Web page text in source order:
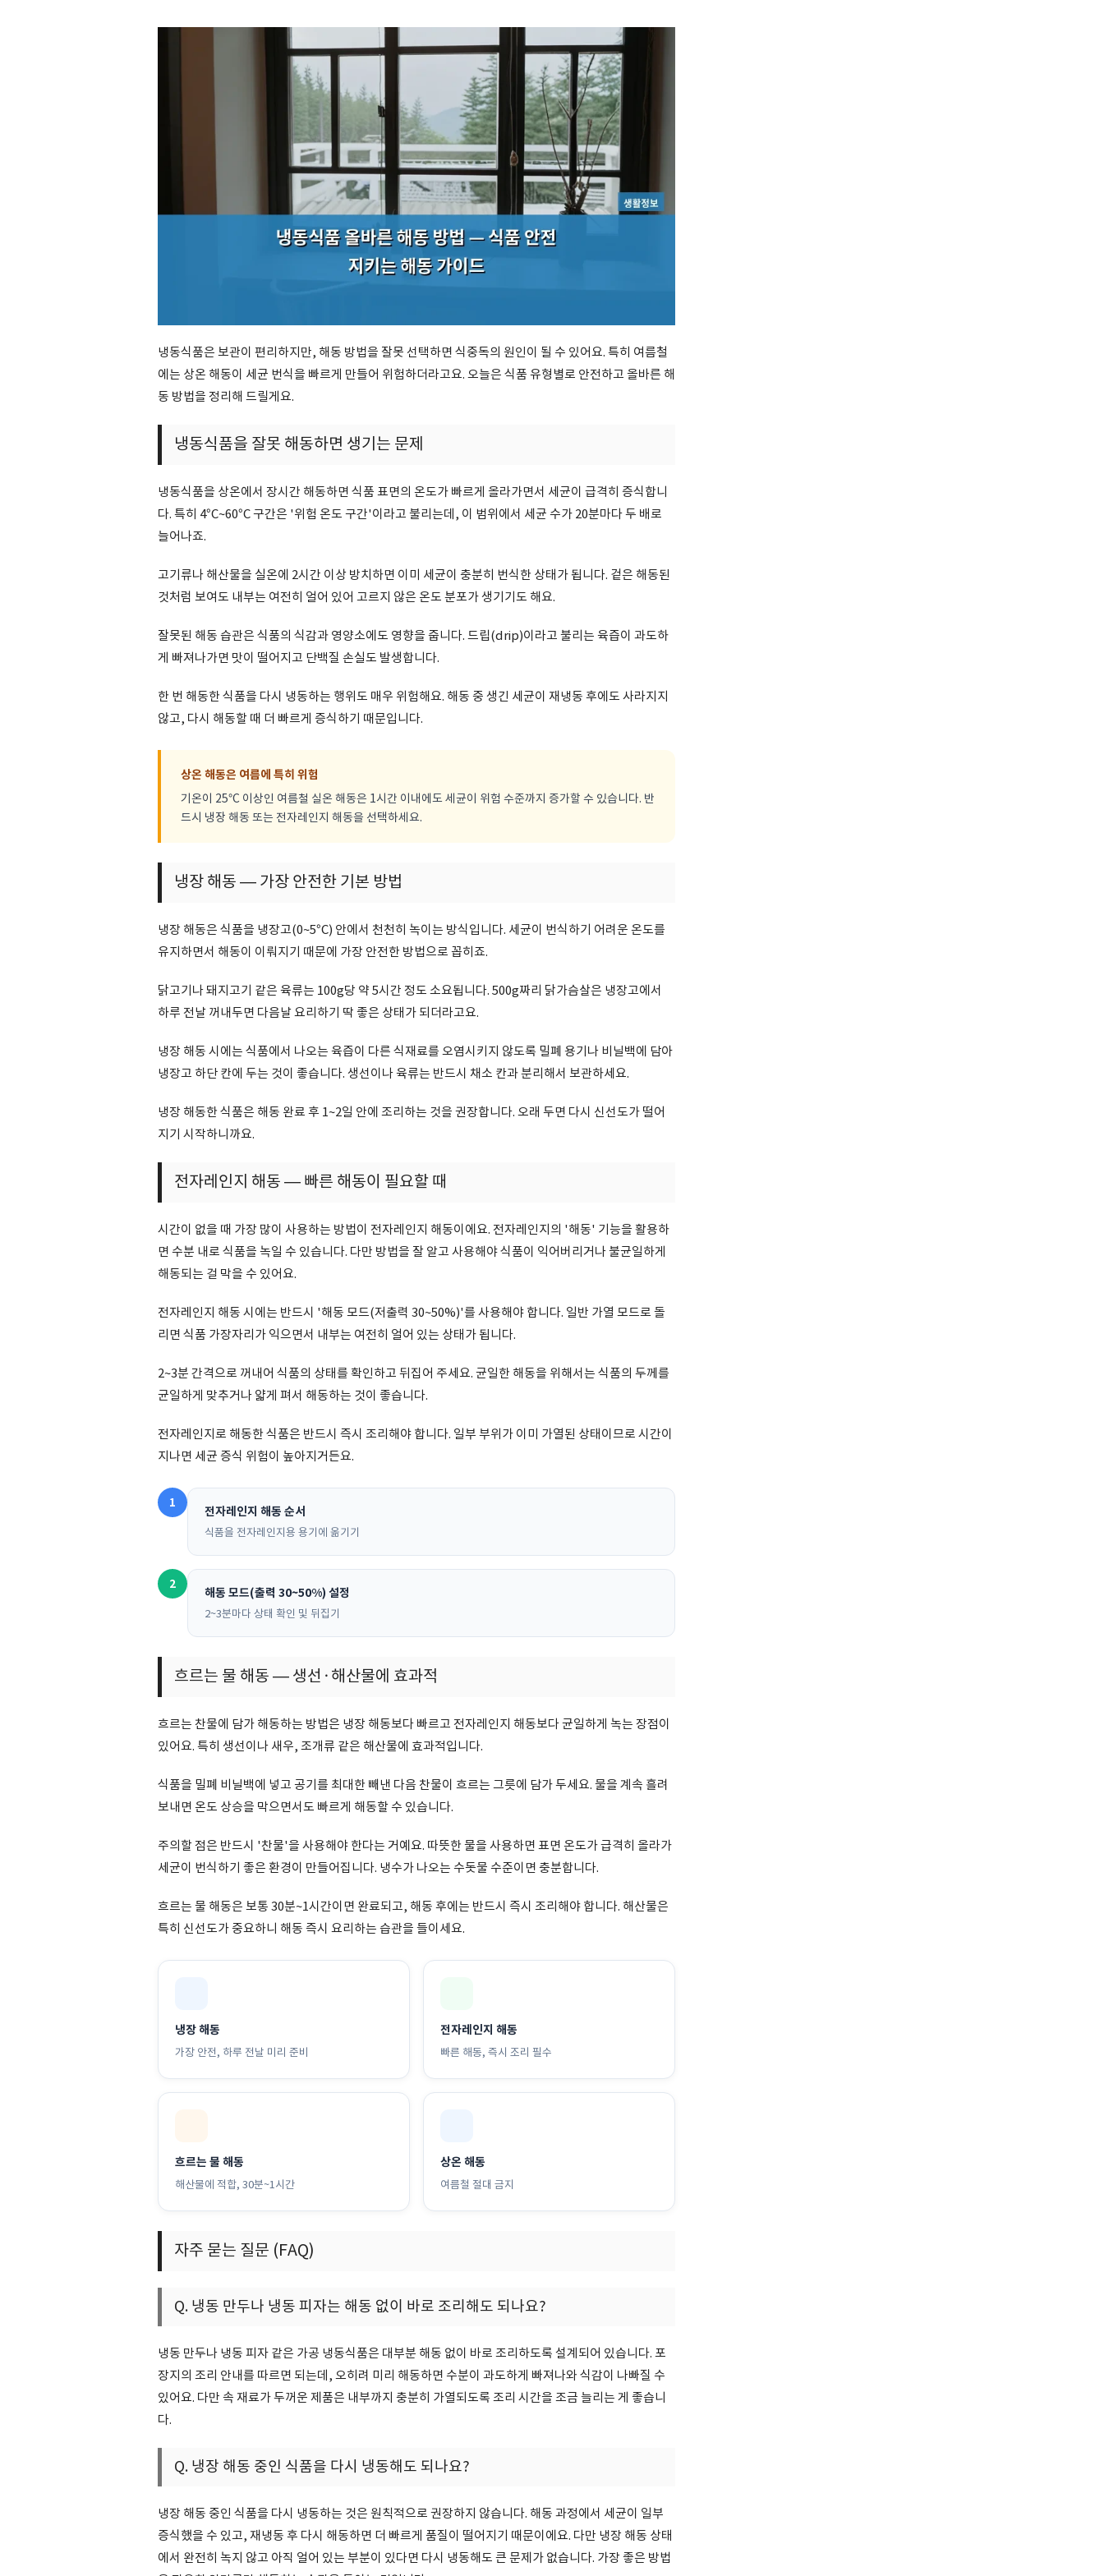
냉동식품은 보관이 편리하지만, 해동 방법을 잘못 선택하면 식중독의 원인이 될 수 있어요. 특히 여름철
에는 상온 해동이 세균 번식을 빠르게 만들어 위험하더라고요. 오늘은 식품 유형별로 안전하고 올바른 해
동 방법을 정리해 드릴게요.
냉동식품을 잘못 해동하면 생기는 문제
냉동식품을 상온에서 장시간 해동하면 식품 표면의 온도가 빠르게 올라가면서 세균이 급격히 증식합니
다. 특히 4°C~60°C 구간은 '위험 온도 구간'이라고 불리는데, 이 범위에서 세균 수가 20분마다 두 배로
늘어나죠.
고기류나 해산물을 실온에 2시간 이상 방치하면 이미 세균이 충분히 번식한 상태가 됩니다. 겉은 해동된
것처럼 보여도 내부는 여전히 얼어 있어 고르지 않은 온도 분포가 생기기도 해요.
잘못된 해동 습관은 식품의 식감과 영양소에도 영향을 줍니다. 드립(drip)이라고 불리는 육즙이 과도하
게 빠져나가면 맛이 떨어지고 단백질 손실도 발생합니다.
한 번 해동한 식품을 다시 냉동하는 행위도 매우 위험해요. 해동 중 생긴 세균이 재냉동 후에도 사라지지
않고, 다시 해동할 때 더 빠르게 증식하기 때문입니다.
상온 해동은 여름에 특히 위험
기온이 25°C 이상인 여름철 실온 해동은 1시간 이내에도 세균이 위험 수준까지 증가할 수 있습니다. 반
드시 냉장 해동 또는 전자레인지 해동을 선택하세요.
냉장 해동 — 가장 안전한 기본 방법
냉장 해동은 식품을 냉장고(0~5°C) 안에서 천천히 녹이는 방식입니다. 세균이 번식하기 어려운 온도를
유지하면서 해동이 이뤄지기 때문에 가장 안전한 방법으로 꼽히죠.
닭고기나 돼지고기 같은 육류는 100g당 약 5시간 정도 소요됩니다. 500g짜리 닭가슴살은 냉장고에서
하루 전날 꺼내두면 다음날 요리하기 딱 좋은 상태가 되더라고요.
냉장 해동 시에는 식품에서 나오는 육즙이 다른 식재료를 오염시키지 않도록 밀폐 용기나 비닐백에 담아
냉장고 하단 칸에 두는 것이 좋습니다. 생선이나 육류는 반드시 채소 칸과 분리해서 보관하세요.
냉장 해동한 식품은 해동 완료 후 1~2일 안에 조리하는 것을 권장합니다. 오래 두면 다시 신선도가 떨어
지기 시작하니까요.
전자레인지 해동 — 빠른 해동이 필요할 때
시간이 없을 때 가장 많이 사용하는 방법이 전자레인지 해동이에요. 전자레인지의 '해동' 기능을 활용하
면 수분 내로 식품을 녹일 수 있습니다. 다만 방법을 잘 알고 사용해야 식품이 익어버리거나 불균일하게
해동되는 걸 막을 수 있어요.
전자레인지 해동 시에는 반드시 '해동 모드(저출력 30~50%)'를 사용해야 합니다. 일반 가열 모드로 돌
리면 식품 가장자리가 익으면서 내부는 여전히 얼어 있는 상태가 됩니다.
2~3분 간격으로 꺼내어 식품의 상태를 확인하고 뒤집어 주세요. 균일한 해동을 위해서는 식품의 두께를
균일하게 맞추거나 얇게 펴서 해동하는 것이 좋습니다.
전자레인지로 해동한 식품은 반드시 즉시 조리해야 합니다. 일부 부위가 이미 가열된 상태이므로 시간이
지나면 세균 증식 위험이 높아지거든요.
1
전자레인지 해동 순서
식품을 전자레인지용 용기에 옮기기
2
해동 모드(출력 30~50%) 설정
2~3분마다 상태 확인 및 뒤집기
흐르는 물 해동 — 생선·해산물에 효과적
흐르는 찬물에 담가 해동하는 방법은 냉장 해동보다 빠르고 전자레인지 해동보다 균일하게 녹는 장점이
있어요. 특히 생선이나 새우, 조개류 같은 해산물에 효과적입니다.
식품을 밀폐 비닐백에 넣고 공기를 최대한 빼낸 다음 찬물이 흐르는 그릇에 담가 두세요. 물을 계속 흘려
보내면 온도 상승을 막으면서도 빠르게 해동할 수 있습니다.
주의할 점은 반드시 '찬물'을 사용해야 한다는 거예요. 따뜻한 물을 사용하면 표면 온도가 급격히 올라가
세균이 번식하기 좋은 환경이 만들어집니다. 냉수가 나오는 수돗물 수준이면 충분합니다.
흐르는 물 해동은 보통 30분~1시간이면 완료되고, 해동 후에는 반드시 즉시 조리해야 합니다. 해산물은
특히 신선도가 중요하니 해동 즉시 요리하는 습관을 들이세요.
냉장 해동
가장 안전, 하루 전날 미리 준비
전자레인지 해동
빠른 해동, 즉시 조리 필수
흐르는 물 해동
해산물에 적합, 30분~1시간
상온 해동
여름철 절대 금지
자주 묻는 질문 (FAQ)
Q. 냉동 만두나 냉동 피자는 해동 없이 바로 조리해도 되나요?
냉동 만두나 냉동 피자 같은 가공 냉동식품은 대부분 해동 없이 바로 조리하도록 설계되어 있습니다. 포
장지의 조리 안내를 따르면 되는데, 오히려 미리 해동하면 수분이 과도하게 빠져나와 식감이 나빠질 수
있어요. 다만 속 재료가 두꺼운 제품은 내부까지 충분히 가열되도록 조리 시간을 조금 늘리는 게 좋습니
다.
Q. 냉장 해동 중인 식품을 다시 냉동해도 되나요?
냉장 해동 중인 식품을 다시 냉동하는 것은 원칙적으로 권장하지 않습니다. 해동 과정에서 세균이 일부
증식했을 수 있고, 재냉동 후 다시 해동하면 더 빠르게 품질이 떨어지기 때문이에요. 다만 냉장 해동 상태
에서 완전히 녹지 않고 아직 얼어 있는 부분이 있다면 다시 냉동해도 큰 문제가 없습니다. 가장 좋은 방법